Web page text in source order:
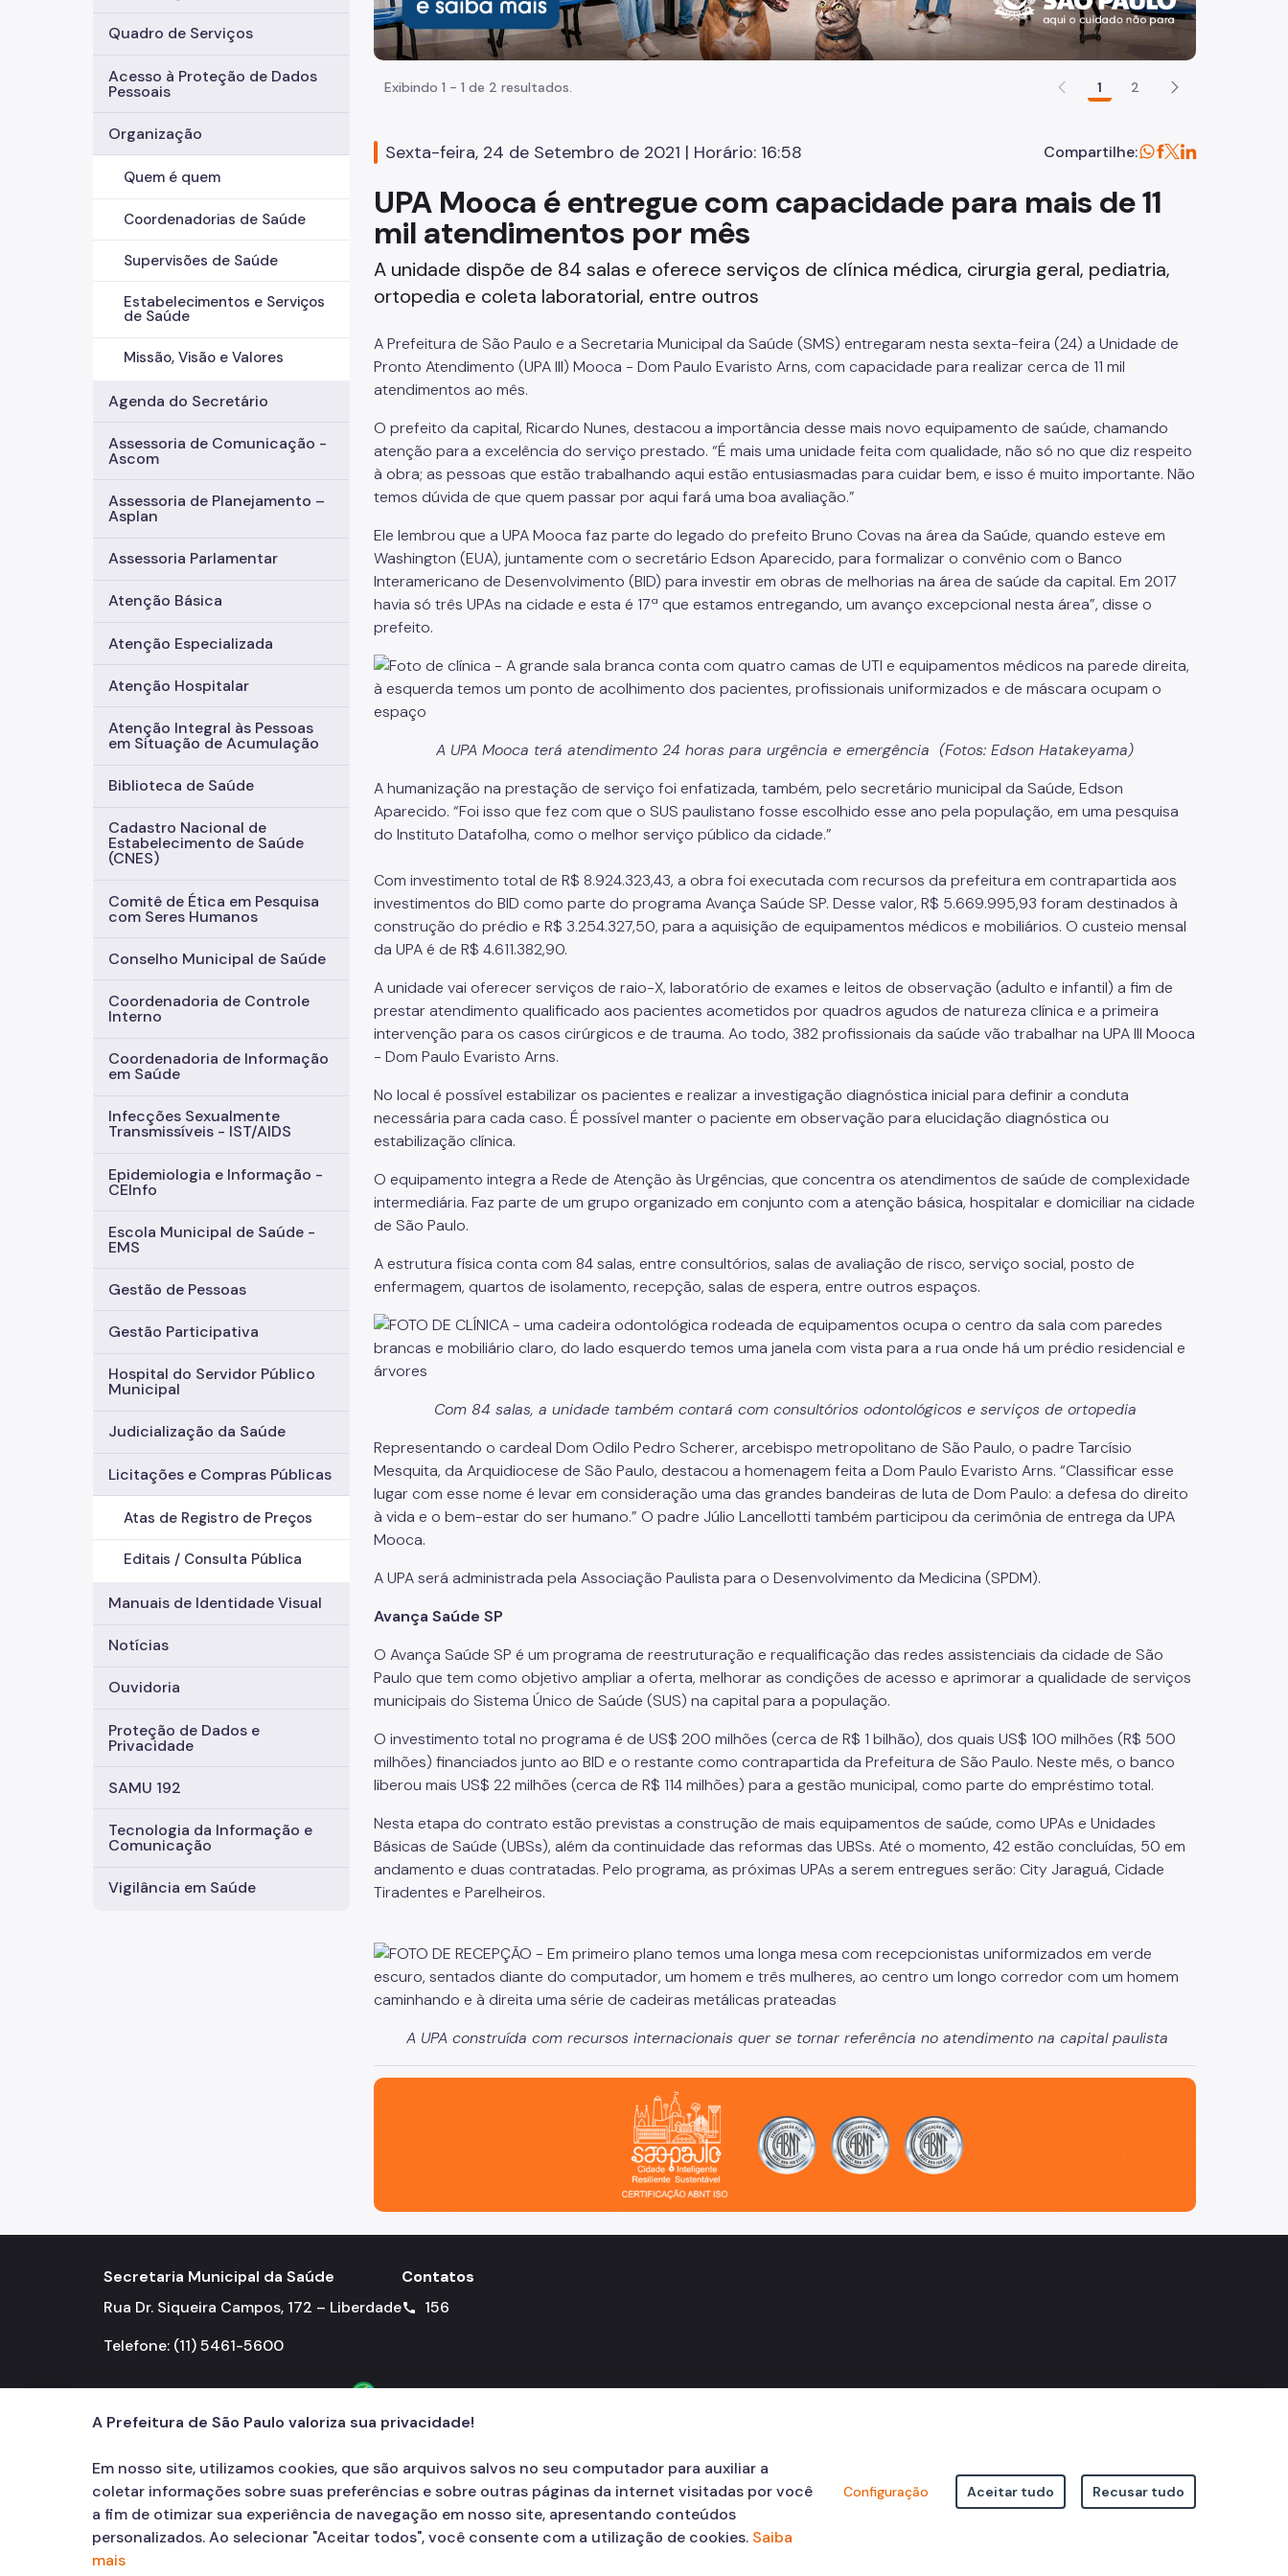
Quadro de Serviços
Acesso à Proteção de Dados
Pessoais
Organização
Quem é quem
Coordenadorias de Saúde
Supervisões de Saúde
Estabelecimentos e Serviços
de Saúde
Missão, Visão e Valores
Agenda do Secretário
Assessoria de Comunicação -
Ascom
Assessoria de Planejamento –
Asplan
Assessoria Parlamentar
Atenção Básica
Atenção Especializada
Atenção Hospitalar
Atenção Integral às Pessoas
em Situação de Acumulação
Biblioteca de Saúde
Cadastro Nacional de
Estabelecimento de Saúde
(CNES)
Comitê de Ética em Pesquisa
com Seres Humanos
Conselho Municipal de Saúde
Coordenadoria de Controle
Interno
Coordenadoria de Informação
em Saúde
Infecções Sexualmente
Transmissíveis - IST/AIDS
Epidemiologia e Informação -
CEInfo
Escola Municipal de Saúde -
EMS
Gestão de Pessoas
Gestão Participativa
Hospital do Servidor Público
Municipal
Judicialização da Saúde
Licitações e Compras Públicas
Atas de Registro de Preços
Editais / Consulta Pública
Manuais de Identidade Visual
Notícias
Ouvidoria
Proteção de Dados e
Privacidade
SAMU 192
Tecnologia da Informação e
Comunicação
Vigilância em Saúde
Exibindo 1 - 1 de 2 resultados. 1 2
Sexta-feira, 24 de Setembro de 2021 | Horário: 16:58 Compartilhe:
UPA Mooca é entregue com capacidade para mais de 11
mil atendimentos por mês
A unidade dispõe de 84 salas e oferece serviços de clínica médica, cirurgia geral, pediatria,
ortopedia e coleta laboratorial, entre outros
A Prefeitura de São Paulo e a Secretaria Municipal da Saúde (SMS) entregaram nesta sexta-feira (24) a Unidade de
Pronto Atendimento (UPA III) Mooca - Dom Paulo Evaristo Arns, com capacidade para realizar cerca de 11 mil
atendimentos ao mês.
O prefeito da capital, Ricardo Nunes, destacou a importância desse mais novo equipamento de saúde, chamando
atenção para a excelência do serviço prestado. “É mais uma unidade feita com qualidade, não só no que diz respeito
à obra; as pessoas que estão trabalhando aqui estão entusiasmadas para cuidar bem, e isso é muito importante. Não
temos dúvida de que quem passar por aqui fará uma boa avaliação.”
Ele lembrou que a UPA Mooca faz parte do legado do prefeito Bruno Covas na área da Saúde, quando esteve em
Washington (EUA), juntamente com o secretário Edson Aparecido, para formalizar o convênio com o Banco
Interamericano de Desenvolvimento (BID) para investir em obras de melhorias na área de saúde da capital. Em 2017
havia só três UPAs na cidade e esta é 17ª que estamos entregando, um avanço excepcional nesta área”, disse o
prefeito.
A UPA Mooca terá atendimento 24 horas para urgência e emergência (Fotos: Edson Hatakeyama)
A humanização na prestação de serviço foi enfatizada, também, pelo secretário municipal da Saúde, Edson
Aparecido. “Foi isso que fez com que o SUS paulistano fosse escolhido esse ano pela população, em uma pesquisa
do Instituto Datafolha, como o melhor serviço público da cidade.”
Com investimento total de R$ 8.924.323,43, a obra foi executada com recursos da prefeitura em contrapartida aos
investimentos do BID como parte do programa Avança Saúde SP. Desse valor, R$ 5.669.995,93 foram destinados à
construção do prédio e R$ 3.254.327,50, para a aquisição de equipamentos médicos e mobiliários. O custeio mensal
da UPA é de R$ 4.611.382,90.
A unidade vai oferecer serviços de raio-X, laboratório de exames e leitos de observação (adulto e infantil) a fim de
prestar atendimento qualificado aos pacientes acometidos por quadros agudos de natureza clínica e a primeira
intervenção para os casos cirúrgicos e de trauma. Ao todo, 382 profissionais da saúde vão trabalhar na UPA III Mooca
- Dom Paulo Evaristo Arns.
No local é possível estabilizar os pacientes e realizar a investigação diagnóstica inicial para definir a conduta
necessária para cada caso. É possível manter o paciente em observação para elucidação diagnóstica ou
estabilização clínica.
O equipamento integra a Rede de Atenção às Urgências, que concentra os atendimentos de saúde de complexidade
intermediária. Faz parte de um grupo organizado em conjunto com a atenção básica, hospitalar e domiciliar na cidade
de São Paulo.
A estrutura física conta com 84 salas, entre consultórios, salas de avaliação de risco, serviço social, posto de
enfermagem, quartos de isolamento, recepção, salas de espera, entre outros espaços.
Com 84 salas, a unidade também contará com consultórios odontológicos e serviços de ortopedia
Representando o cardeal Dom Odilo Pedro Scherer, arcebispo metropolitano de São Paulo, o padre Tarcísio
Mesquita, da Arquidiocese de São Paulo, destacou a homenagem feita a Dom Paulo Evaristo Arns. “Classificar esse
lugar com esse nome é levar em consideração uma das grandes bandeiras de luta de Dom Paulo: a defesa do direito
à vida e o bem-estar do ser humano.” O padre Júlio Lancellotti também participou da cerimônia de entrega da UPA
Mooca.
A UPA será administrada pela Associação Paulista para o Desenvolvimento da Medicina (SPDM).
Avança Saúde SP
O Avança Saúde SP é um programa de reestruturação e requalificação das redes assistenciais da cidade de São
Paulo que tem como objetivo ampliar a oferta, melhorar as condições de acesso e aprimorar a qualidade de serviços
municipais do Sistema Único de Saúde (SUS) na capital para a população.
O investimento total no programa é de US$ 200 milhões (cerca de R$ 1 bilhão), dos quais US$ 100 milhões (R$ 500
milhões) financiados junto ao BID e o restante como contrapartida da Prefeitura de São Paulo. Neste mês, o banco
liberou mais US$ 22 milhões (cerca de R$ 114 milhões) para a gestão municipal, como parte do empréstimo total.
Nesta etapa do contrato estão previstas a construção de mais equipamentos de saúde, como UPAs e Unidades
Básicas de Saúde (UBSs), além da continuidade das reformas das UBSs. Até o momento, 42 estão concluídas, 50 em
andamento e duas contratadas. Pelo programa, as próximas UPAs a serem entregues serão: City Jaraguá, Cidade
Tiradentes e Parelheiros.
A UPA construída com recursos internacionais quer se tornar referência no atendimento na capital paulista
São Paulo, cidade inteligente, resiliente e sustentável
Secretaria Municipal da Saúde
Rua Dr. Siqueira Campos, 172 – Liberdade
Telefone: (11) 5461-5600
Contatos
call 156
A Prefeitura de São Paulo valoriza sua privacidade!
Em nosso site, utilizamos cookies, que são arquivos salvos no seu computador para auxiliar a
coletar informações sobre suas preferências e sobre outras páginas da internet visitadas por você
a fim de otimizar sua experiência de navegação em nosso site, apresentando conteúdos
personalizados. Ao selecionar "Aceitar todos", você consente com a utilização de cookies. Saiba
mais
Configuração Aceitar tudo Recusar tudo